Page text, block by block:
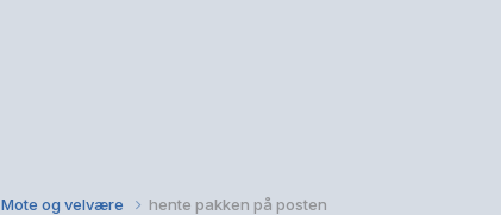
Mote og velvære hente pakken på posten